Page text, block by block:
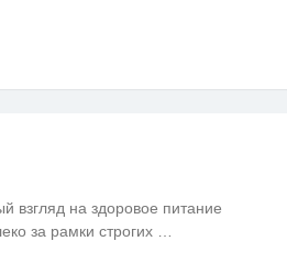
взгляд на здоровое питание
за рамки строгих …